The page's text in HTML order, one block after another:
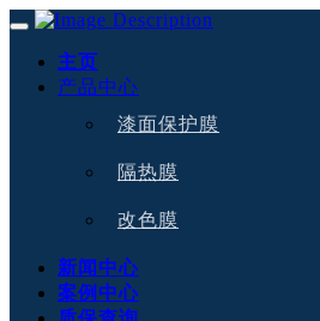
主页
产品中心
漆面保护膜
隔热膜
改色膜
新闻中心
案例中心